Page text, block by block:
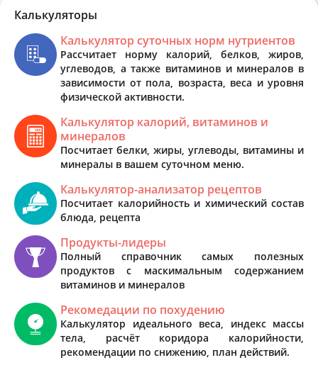
Калькуляторы
Калькулятор суточных норм нутриентов
Рассчитает норму калорий, белков, жиров,
углеводов, а также витаминов и минералов в
зависимости от пола, возраста, веса и уровня
физической активности.
Калькулятор калорий, витаминов и
минералов
Посчитает белки, жиры, углеводы, витамины и
минералы в вашем суточном меню.
Калькулятор-анализатор рецептов
Посчитает калорийность и химический состав
блюда, рецепта
Продукты-лидеры
Полный справочник самых полезных
продуктов с маскимальным содержанием
витаминов и минералов
Рекомедации по похудению
Калькулятор идеального веса, индекс массы
тела, расчёт коридора калорийности,
рекомендации по снижению, план действий.